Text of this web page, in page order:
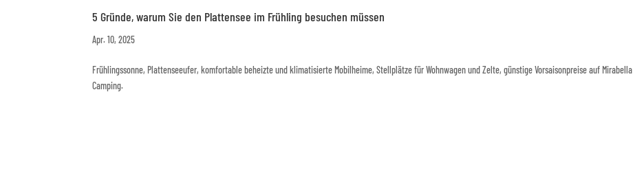
5 Gründe, warum Sie den Plattensee im Frühling besuchen müssen
Apr. 10, 2025
Frühlingssonne, Plattenseeufer, komfortable beheizte und klimatisierte Mobilheime, Stellplätze für Wohnwagen und Zelte, günstige Vorsaisonpreise auf Mirabella
Camping.